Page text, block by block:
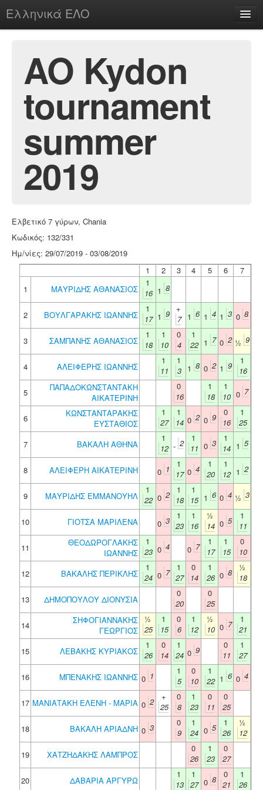
Ελληνικά ΕΛΟ
chesstu.be @ discord
Login
AO Kydon
tournament
summer
2019
Ελβετικό 7 γύρων, Chania
Κωδικός: 132/331
Ημ/νίες: 29/07/2019 - 03/08/2019
1
2 3 4 5 6
7
1
ΜΑΥΡΙΔΗΣ ΑΘΑΝΑΣΙΟΣ
1
16 1 8
2 ΒΟΥΛΓΑΡΑΚΗΣ ΙΩΑΝΝΗΣ
1
17 1 9
+
7 1 6 1 4 1 3 0 8
3 ΣΑΜΠΑΝΗΣ ΑΘΑΝΑΣΙΟΣ
1
18
1
10
0
4
1
22 1 7 0 2 ½ 9
4 ΑΛΕΙΦΕΡΗΣ ΙΩΑΝΝΗΣ
1
11
1
3 1 8 0 2 1 9
1
16
5
ΠΑΠΑΔΟΚΩΝΣΤΑΝΤΑΚΗ
ΑΙΚΑΤΕΡΙΝΗ
0
16
1
18
1
10 0 7
6
ΚΩΝΣΤΑΝΤΑΡΑΚΗΣ
ΕΥΣΤΑΘΙΟΣ
1
27
1
14 0 2 0 9
0
16
1
25
7
ΒΑΚΑΛΗ ΑΘΗΝΑ
1
12 - 2
1
11 0 3
1
14 1 5
8 ΑΛΕΙΦΕΡΗ ΑΙΚΑΤΕΡΙΝΗ 0 1
1
17 0 4
1
20
1
12 1 2
9 ΜΑΥΡΙΔΗΣ ΕΜΜΑΝΟΥΗΛ
1
22 0 2
1
18
1
15 1 6 0 4 ½ 3
10 ΓΙΟΤΣΑ ΜΑΡΙΛΕΝΑ 0 3
1
23
1
16
½
14 0 5
1
11
11
ΘΕΟΔΩΡΟΓΛΑΚΗΣ
ΙΩΑΝΝΗΣ
1
23 0 4 0 7
1
17
1
15
0
10
12
ΒΑΚΑΛΗΣ ΠΕΡΙΚΛΗΣ
1
24 0 7
1
27
0
14
1
26 0 8
½
18
13
ΔΗΜΟΠΟΥΛΟΥ ΔΙΟΝΥΣΙΑ
0
20
0
25
14
ΣΗΦΟΓΙΑΝΝΑΚΗΣ
ΓΕΩΡΓΙΟΣ
½
25
1
15
0
6
1
12
½
10 0 7
1
21
15
ΛΕΒΑΚΗΣ ΚΥΡΙΑΚΟΣ
1
26
0
14
1
24 0 9
0
11
1
27
16
ΜΠΕΝΑΚΗΣ ΙΩΑΝΝΗΣ 0 1
1
5
0
10
1
22 1 6 0 4
17 ΜΑΝΙΑΤΑΚΗ ΕΛΕΝΗ - ΜΑΡΙΑ 0 2
+
25
0
8
1
23
0
11
0
25
18
ΒΑΚΑΛΗ ΑΡΙΑΔΝΗ 0 3
0
9
1
24 0 5
1
26
½
12
19
ΧΑΤΖΗΔΑΚΗΣ ΛΑΜΠΡΟΣ
0
26
1
23
0
27
20
ΔΑΒΑΡΙΑ ΑΡΓΥΡΩ
1
13
1
27 0 8
0
21
1
26